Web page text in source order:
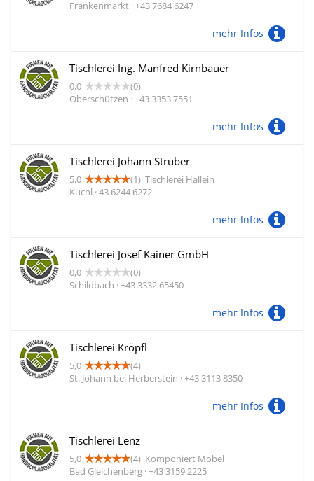
Frankenmarkt · +43 7684 6247
mehr Infos
Tischlerei Ing. Manfred Kirnbauer
0,0
(0)
Oberschützen · +43 3353 7551
mehr Infos
Tischlerei Johann Struber
5,0 (1) Tischlerei Hallein
Kuchl · 43 6244 6272
mehr Infos
Tischlerei Josef Kainer GmbH
0,0
(0)
Schildbach · +43 3332 65450
mehr Infos
Tischlerei Kröpfl
5,0
(4)
St. Johann bei Herberstein · +43 3113 8350
mehr Infos
Tischlerei Lenz
5,0 (4) Komponiert Möbel
Bad Gleichenberg · +43 3159 2225